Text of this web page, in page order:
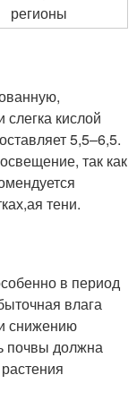
регионы
кислой
5,5–6,5.
так как
тени.
в период
влага
снижению
почвы должна